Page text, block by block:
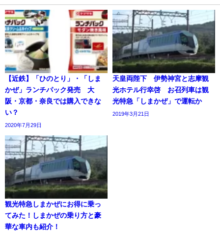
【近鉄】「ひのとり」・「しま
かぜ」ランチパック発売 大
阪・京都・奈良では購入できな
い？
2020年7月29日
天皇両陛下 伊勢神宮と志摩観
光ホテル行幸啓 お召列車は観
光特急「しまかぜ」で運転か
2019年3月21日
観光特急しまかぜにお得に乗っ
てみた！しまかぜの乗り方と豪
華な車内も紹介！